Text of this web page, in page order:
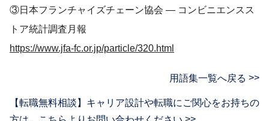
③日本フランチャイズチェーン協会 ― コンビニエンスス
トア統計調査月報
https://www.jfa-fc.or.jp/particle/320.html
用語集一覧へ戻る
【転職無料相談】キャリア設計や転職にご関心をお持ちの